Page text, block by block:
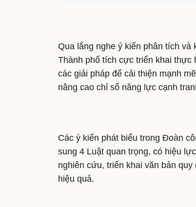
Qua lắng nghe ý kiến phân tích và
Thành phố tích cực triển khai thực
các giải pháp để cải thiện mạnh
nâng cao chỉ số năng lực cạnh
Các ý kiến phát biểu trong Đoàn
sung 4 Luật quan trọng, có hiệu
nghiên cứu, triển khai văn bản
hiệu quả.